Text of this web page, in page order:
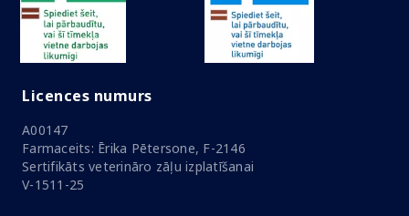
Licences numurs
A00147
Farmaceits: Ērika Pētersone, F-2146
Sertifikāts veterināro zāļu izplatīšanai
V-1511-25